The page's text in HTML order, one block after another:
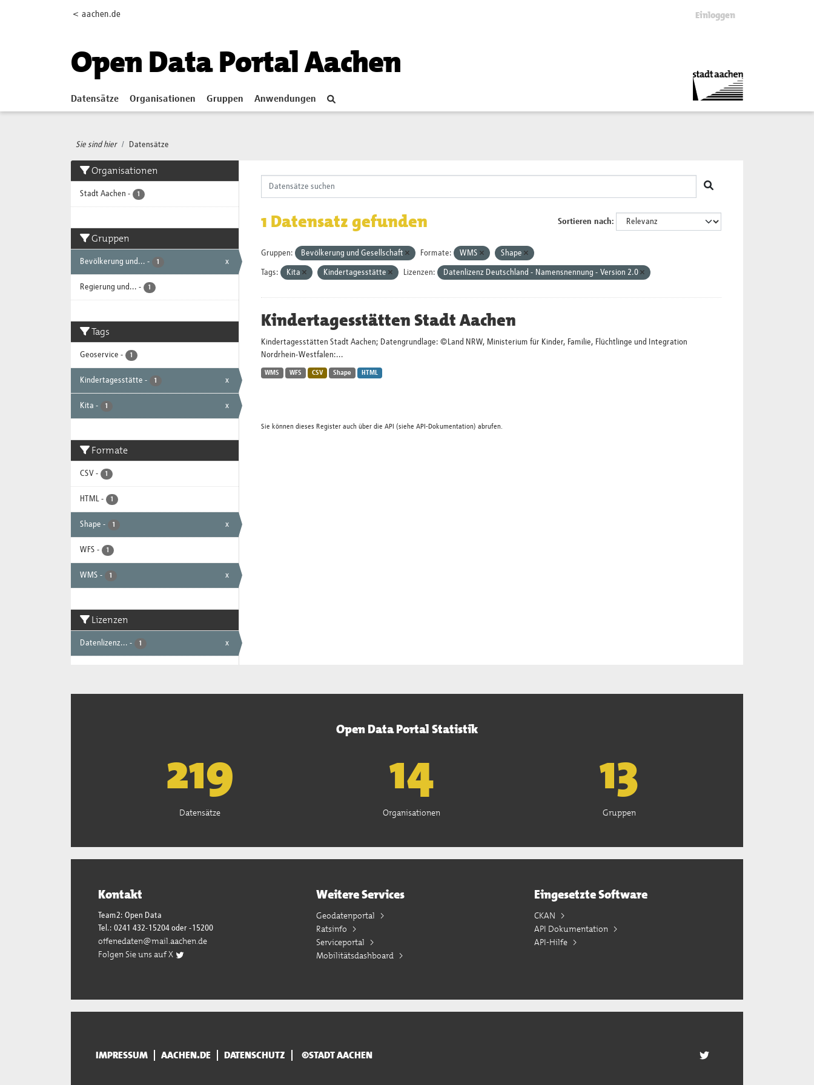
< aachen.de Einloggen
Open Data Portal Aachen
Datensätze Organisationen Gruppen Anwendungen
Sie sind hier Datensätze
Organisationen
Stadt Aachen - 1
Gruppen
Bevölkerung und... - 1 x
Regierung und... - 1
Tags
Geoservice - 1
Kindertagesstätte - 1 x
Kita - 1 x
Formate
CSV - 1
HTML - 1
Shape - 1 x
WFS - 1
WMS - 1 x
Lizenzen
Datenlizenz... - 1 x
Sortieren nach
1 Datensatz gefunden
Gruppen: Bevölkerung und Gesellschaft Formate: WMS Shape
Tags: Kita Kindertagesstätte Lizenzen: Datenlizenz Deutschland - Namensnennung - Version 2.0
Kindertagesstätten Stadt Aachen
Kindertagesstätten Stadt Aachen; Datengrundlage: ©Land NRW, Ministerium für Kinder, Familie, Flüchtlinge und Integration
Nordrhein-Westfalen:...
WMS WFS CSV Shape HTML
Sie können dieses Register auch über die API (siehe API-Dokumentation) abrufen.
Open Data Portal Statistik
221
Datensätze
15
Organisationen
13
Gruppen
Kontakt
Team2: Open Data
Tel.: 0241 432-15204 oder -15200
offenedaten@mail.aachen.de
Folgen Sie uns auf X
Weitere Services
Geodatenportal
Ratsinfo
Serviceportal
Mobilitätsdashboard
Eingesetzte Software
CKAN
API Dokumentation
API-Hilfe
IMPRESSUM AACHEN.DE DATENSCHUTZ ©STADT AACHEN